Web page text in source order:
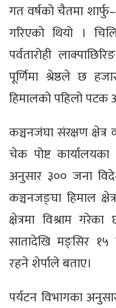
गत वर्षको चैतमा
गरिएको थियो ।
पर्वतारोही
पूर्णिमा श्रेष्ठले छ
हिमालको पहिलो
कञ्चनजंघा संरक्षण क्षेत्र
चेक पोष्ट
अनुसार ३०० जना
कञ्चनजङ्घा हिमाल
क्षेत्रमा विश्राम
सातादेखि मङ्सिर
रहने शेर्पाले बताए।
पर्यटन विभागका